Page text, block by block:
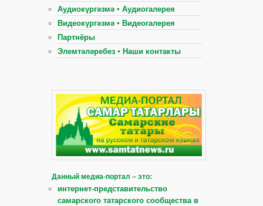
Аудиокүргәзмә ▪ Аудиогалерея
Видеокүргәзмә ▪ Видеогалерея
Партнёры
Элемтәләребез ▪ Наши контакты
Данный медиа-портал – это:
интернет-представительство
самарского татарского сообщества в